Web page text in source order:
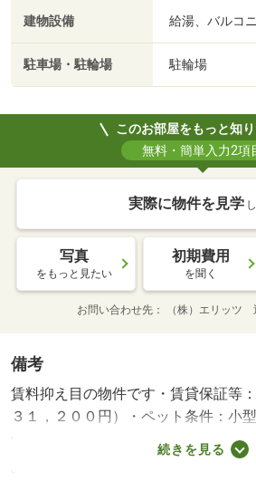
建物設備 給湯、バルコ
駐車場・駐輪場 駐輪場
このお部屋をもっと知り
無料・簡単入力2項
実際に物件を見学
写真
をもっと見たい
初期費用
を聞く
お問い合わせ先 （株）エリッツ
備考
賃料抑え目の物件です・賃貸保証等
３１，２００円）・ペット条件：小
礼金なしの物件です。ペット相談可
な開口部が南方向に向いており、お
続きを見る